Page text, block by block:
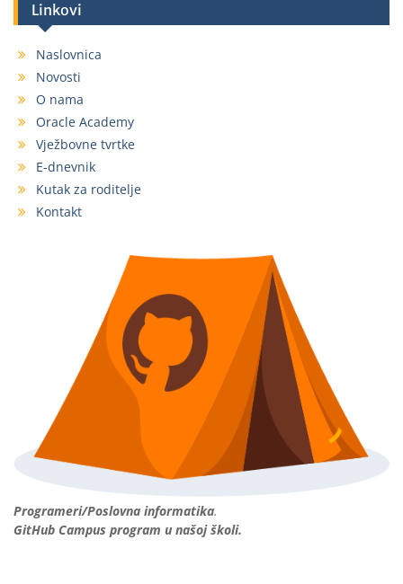
Linkovi
Naslovnica
Novosti
O nama
Oracle Academy
Vježbovne tvrtke
E-dnevnik
Kutak za roditelje
Kontakt
Programeri/Poslovna informatika.
GitHub Campus program u našoj školi.